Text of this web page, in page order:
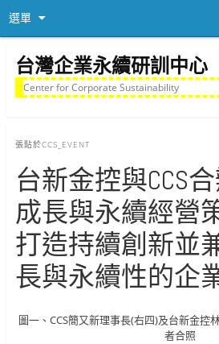
選單
台灣企業永續研訓中心
Center for Corporate Sustainability
張貼於CCS_EVENT
台新金控與CCS
成長與永續經營
打造持續創新並
長與永續性的企
圖一、CCS簡又新理事長(右四)及台新金控
者合照